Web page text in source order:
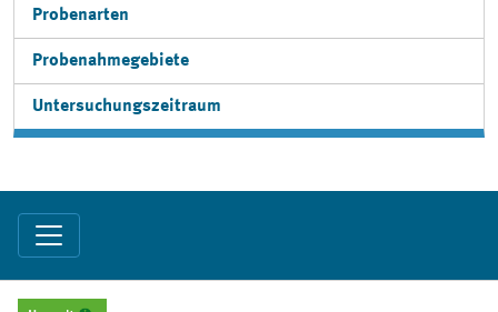
Probenarten
Probenahmegebiete
Untersuchungszeitraum